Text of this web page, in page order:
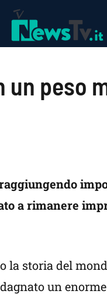
un peso
a rimanere
la storia del
un enorme